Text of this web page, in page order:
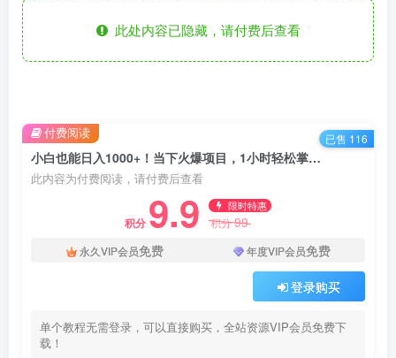
此处内容已隐藏，请付费后查看
小白也能日入1000+！当下火爆项目，1小时轻松掌握赚钱秘诀！
此内容为付费阅读，请付费后查看
积分 9.9 限时特惠
积分99
永久VIP会员免费 年度VIP会员免费
登录购买
单个教程无需登录，可以直接购买，全站资源VIP会员免费下
载！
付费阅读 已售 116